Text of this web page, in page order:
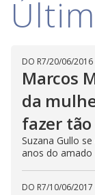
DO R7/20/06/2016
Marcos
da
fazer
Suzana Gullo
anos do amado
DO R7/10/06/2017